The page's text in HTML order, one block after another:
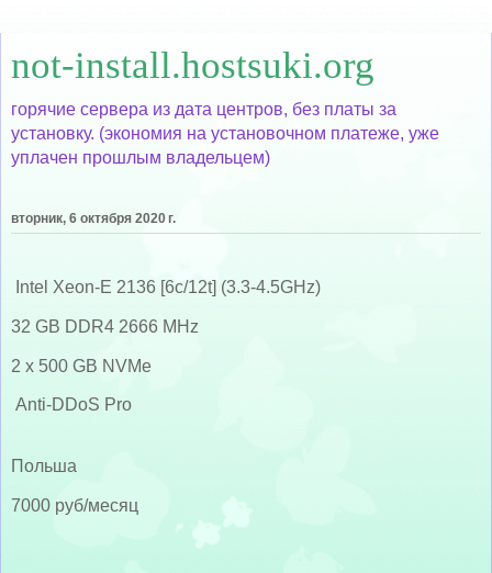
not-install.hostsuki.org
горячие сервера из дата центров, без платы за
установку. (экономия на установочном платеже, уже
уплачен прошлым владельцем)
вторник, 6 октября 2020 г.
Intel Xeon-E 2136 [6c/12t] (3.3-4.5GHz)
32 GB DDR4 2666 MHz
2 x 500 GB NVMe
Anti-DDoS Pro
Польша
7000 руб/месяц